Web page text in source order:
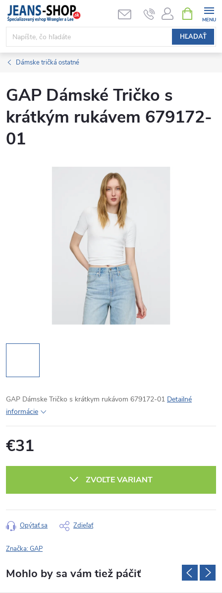
Prejsť
obsah
HĽADAŤ
KOŠÍK
Dámske tričká ostatné
GAP Dámské Tričko s
krátkým rukávem 679172-
01
GAP Dámske Tričko s krátkym rukávom 679172-01 Detailné
informácie
€31
ZVOĽTE VARIANT
Opýtať sa Zdieľať
Značka:GAP